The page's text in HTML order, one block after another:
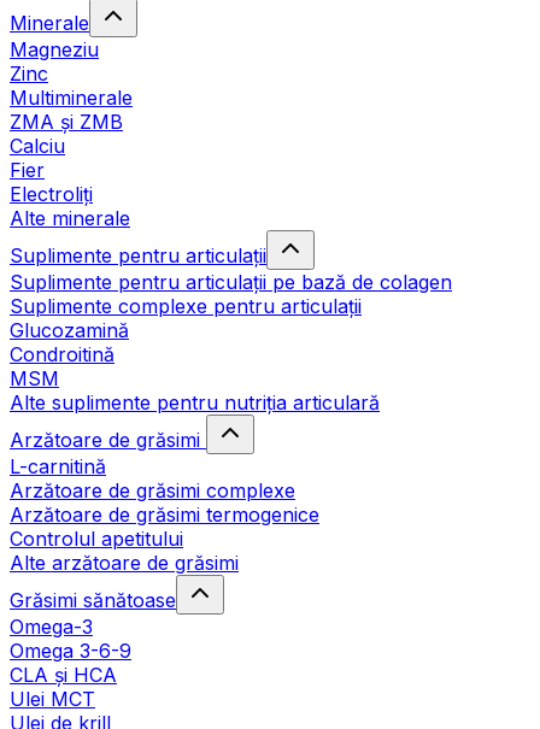
Minerale
Magneziu
Zinc
Multiminerale
ZMA și ZMB
Calciu
Fier
Electroliți
Alte minerale
Suplimente pentru articulații
Suplimente pentru articulații pe bază de colagen
Suplimente complexe pentru articulații
Glucozamină
Condroitină
MSM
Alte suplimente pentru nutriția articulară
Arzătoare de grăsimi
L-carnitină
Arzătoare de grăsimi complexe
Arzătoare de grăsimi termogenice
Controlul apetitului
Alte arzătoare de grăsimi
Grăsimi sănătoase
Omega-3
Omega 3-6-9
CLA şi HCA
Ulei MCT
Ulei de krill